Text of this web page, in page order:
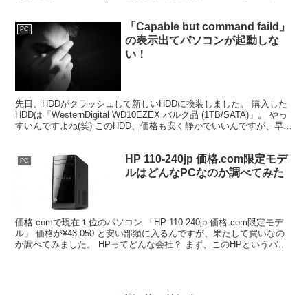
PC
「Capable but command faild」
の表示出てパソコンが起動しな
い！
先日、HDDがクラッシュして新しいHDDに換装しました。 購入した
HDDは「WesternDigital WD10EZEX バルク品 (1TB/SATA)」。 やっ
すいんですよね(笑) このHDD、価格も安く静かでいいんですが、早速
PC
HP 110-240jp 価格.com限定モデ
ルはどんなPCなのか調べてみた
価格.comで現在１位のパソコン 「HP 110-240jp 価格.com限定モデ
ル」 価格が¥43,050 と安い部類に入るんですが、果たして買いなの
か調べてみました。 HPってどんな会社？ まず、このHPというパソ